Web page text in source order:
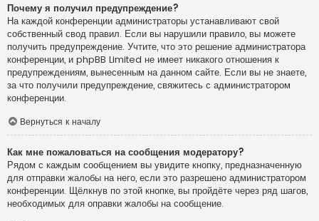
Почему я получил предупреждение?
На каждой конференции администраторы устанавливают свой
собственный свод правил. Если вы нарушили правило, вы можете
получить предупреждение. Учтите, что это решение администратора
конференции, и phpBB Limited не имеет никакого отношения к
предупреждениям, вынесенным на данном сайте. Если вы не знаете,
за что получили предупреждение, свяжитесь с администратором
конференции.
Вернуться к началу
Как мне пожаловаться на сообщения модератору?
Рядом с каждым сообщением вы увидите кнопку, предназначенную
для отправки жалобы на него, если это разрешено администратором
конференции. Щёлкнув по этой кнопке, вы пройдёте через ряд шагов,
необходимых для оправки жалобы на сообщение.